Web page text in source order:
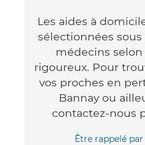
Les aides à
sélectionnées
médecins
rigoureux. Pour
vos proches en
Bannay ou
contactez-nous
Être rappelé